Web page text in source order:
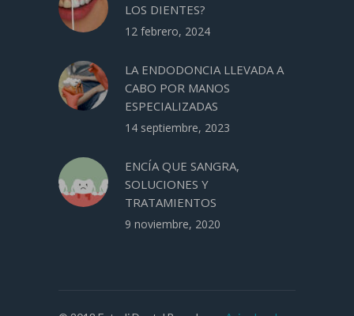
LOS DIENTES?
12 febrero, 2024
LA ENDODONCIA LLEVADA A
CABO POR MANOS
ESPECIALIZADAS
14 septiembre, 2023
ENCÍA QUE SANGRA,
SOLUCIONES Y
TRATAMIENTOS
9 noviembre, 2020